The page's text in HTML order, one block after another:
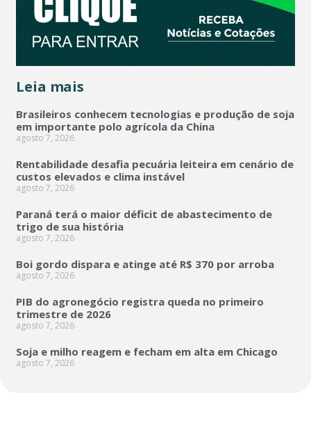
Leia mais
Brasileiros conhecem tecnologias e produção de soja
em importante polo agrícola da China
agosto 7, 2026
Rentabilidade desafia pecuária leiteira em cenário de
custos elevados e clima instável
agosto 7, 2026
Paraná terá o maior déficit de abastecimento de
trigo de sua história
agosto 7, 2026
Boi gordo dispara e atinge até R$ 370 por arroba
agosto 7, 2026
PIB do agronegócio registra queda no primeiro
trimestre de 2026
agosto 7, 2026
Soja e milho reagem e fecham em alta em Chicago
agosto 7, 2026